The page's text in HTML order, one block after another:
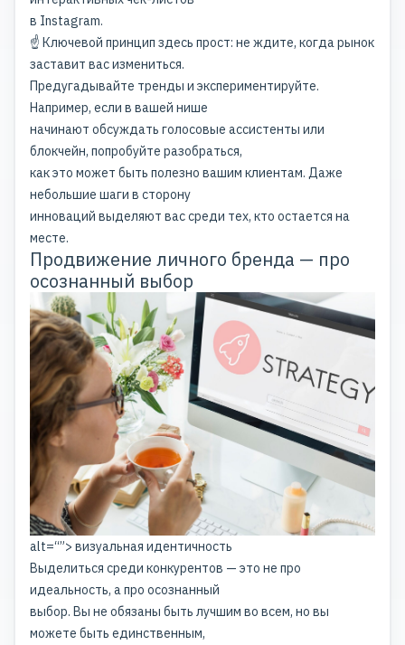
в Instagram.
☝️ Ключевой принцип здесь прост: не ждите, когда рынок
заставит вас измениться.
Предугадывайте тренды и экспериментируйте.
Например, если в вашей нише
начинают обсуждать голосовые ассистенты или
блокчейн, попробуйте разобраться,
как это может быть полезно вашим клиентам. Даже
небольшие шаги в сторону
инноваций выделяют вас среди тех, кто остается на
месте.
Продвижение личного бренда — про
осознанный выбор
alt=“”> визуальная идентичность
Выделиться среди конкурентов — это не про
идеальность, а про осознанный
выбор. Вы не обязаны быть лучшим во всем, но вы
можете быть единственным,